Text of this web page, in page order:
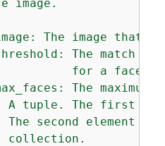
image.
The image that
The match
for a face
The maximum
A tuple. The first
The second element
collection.